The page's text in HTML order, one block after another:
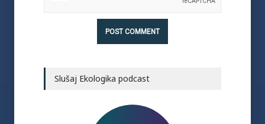
Slušaj Ekologika podcast